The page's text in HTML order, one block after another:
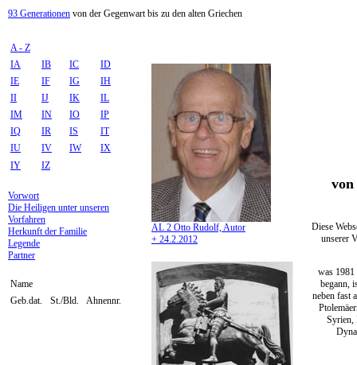
93 Generationen von der Gegenwart bis zu den alten Griechen
A - Z
IA
IB IC
ID
IE
IF IG
IH
II
IJ IK
IL
IM
IN IO
IP
IQ
IR IS
IT
IU
IV IW
IX
IY
IZ
Vorwort
Die Heiligen unter unseren
Vorfahren
Herkunft der Familie
Legende
Partner
Name
Geb.dat.
St./Bld. Ahnennr.
AL 2 Otto Rudolf, Autor
+ 24.2.2012
von
Diese
unserer
was 1981
begann,
neben fast
Syrien,